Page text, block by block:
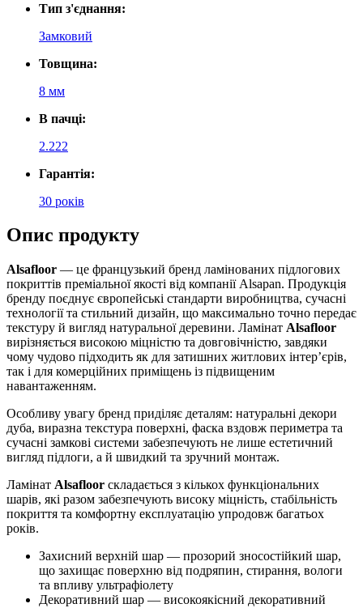
Тип з'єднання:
Замковий
Товщина:
8 мм
В пачці:
2.222
Гарантія:
30 років
Опис продукту
Alsafloor — це французький бренд ламінованих підлогових
покриттів преміальної якості від компанії Alsapan. Продукція
бренду поєднує європейські стандарти виробництва, сучасні
технології та стильний дизайн, що максимально точно передає
текстуру й вигляд натуральної деревини. Ламінат Alsafloor
вирізняється високою міцністю та довговічністю, завдяки
чому чудово підходить як для затишних житлових інтер’єрів,
так і для комерційних приміщень із підвищеним
навантаженням.
Особливу увагу бренд приділяє деталям: натуральні декори
дуба, виразна текстура поверхні, фаска вздовж периметра та
сучасні замкові системи забезпечують не лише естетичний
вигляд підлоги, а й швидкий та зручний монтаж.
Ламінат Alsafloor складається з кількох функціональних
шарів, які разом забезпечують високу міцність, стабільність
покриття та комфортну експлуатацію упродовж багатьох
років.
Захисний верхній шар — прозорий зносостійкий шар,
що захищає поверхню від подряпин, стирання, вологи
та впливу ультрафіолету
Декоративний шар — високоякісний декоративний